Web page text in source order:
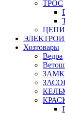
ТРОС
ЦЕПИ
Хозтовары
Ведра